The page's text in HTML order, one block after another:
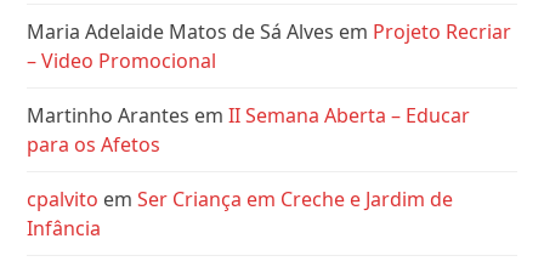
Maria Adelaide Matos de Sá Alves em Projeto Recriar
– Video Promocional
Martinho Arantes emII Semana Aberta – Educar
para os Afetos
cpalvito emSer Criança em Creche e Jardim de
Infância